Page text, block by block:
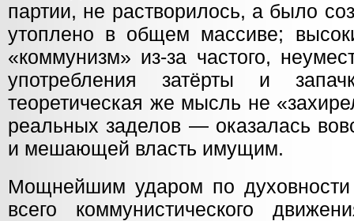
партии, не растворилось, а было
утоплено в общем массиве;
«коммунизм» из-за частого,
употребления затёрты и
теоретическая же мысль не
реальных заделов — оказалась
и мешающей власть имущим.
Мощнейшим ударом по
всего коммунистического